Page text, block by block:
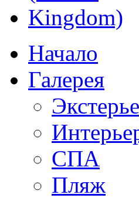
Начало
Галерея
СПА
Пляж